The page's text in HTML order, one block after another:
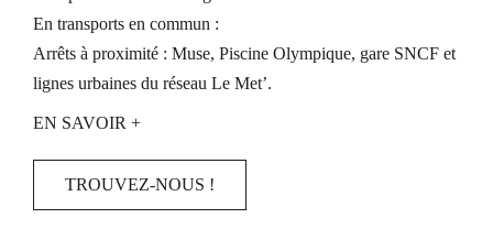
En transports en commun :
Arrêts à proximité : Muse, Piscine Olympique, gare SNCF et
lignes urbaines du réseau Le Met’.
EN SAVOIR +
TROUVEZ-NOUS !